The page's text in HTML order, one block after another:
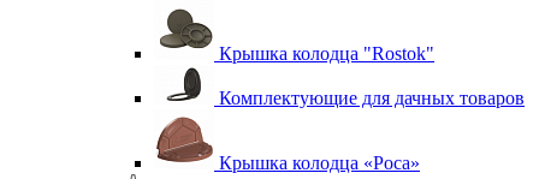
Крышка колодца "Rostok"
Комплектующие для дачных товаров
Крышка колодца «Роса»